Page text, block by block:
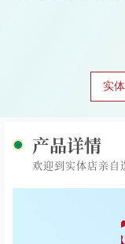
实
产品详情
欢迎到实体店亲自